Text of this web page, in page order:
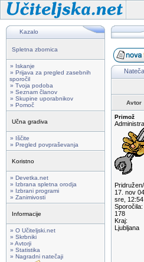
Kazalo
Spletna zbornica
» Iskanje
» Prijava za pregled zasebnih
sporočil
» Tvoja podoba
» Seznam članov
» Skupine uporabnikov
» Pomoč
Učna gradiva
» Iščite
» Pregled povpraševanja
Koristno
» Devetka.net
» Izbrana spletna orodja
» Izbrani programi
» Zanimivosti
Informacije
» O Učiteljski.net
» Skrbniki
» Avtorji
» Statistika
» Nagradni natečaji
Avtor
Primož
17. nov 04,
sre, 12:54
Sporočila:
178
Kraj:
Ljubljana